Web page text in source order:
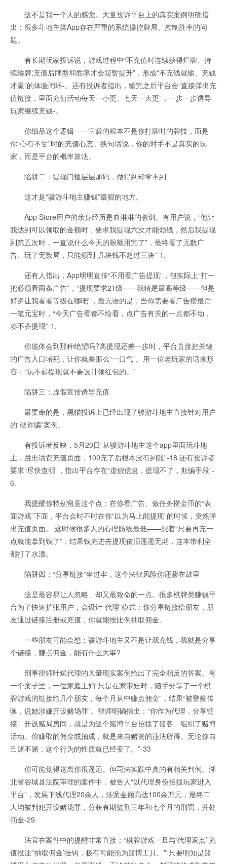
这不是我一个人的感觉。大量投诉平台上的真实案例明确指
出：很多斗地主类App存在严重的系统操控牌局、控制胜率的问
题。
有长期玩家投诉说，游戏过程中“不充值时连续获得烂牌、持
续输牌;充值后牌型和胜率才会短暂提升”，形成“不充钱就输、充钱
才赢”的体验闭环-。还有投诉者指出，输完之后平台会“直接弹出充
值链接，里面充值活动每天一小更、七天一大更”，一步一步诱导
玩家继续充钱-。
你细品这个逻辑——它赚的根本不是你打牌时的牌技，而是
你“心有不甘”时的充值心态。换句话说，你的对手不是真实的玩
家，而是平台的概率算法。
陷阱二：提现门槛层层加码，做得到却拿不到
这才是“骏游斗地主赚钱”最狠的地方。
App Store用户的亲身经历是血淋淋的教训。有用户说，“他让
我达到可以领取的金额时，要求我提现六次才能领钱，然后我提现
到第五次时，一直说什么今天的限额用完了”，最终看了无数广
告、玩了无数局，只能领到“几块钱不超过三块”-1.
还有人指出，App明明宣传“不用看广告提现”，但实际上“打一
把必须看两条广告”，“提现要求21级——我猜是最高等级——但是
好歹让我看看等级在哪吧”，最无语的是，当你需要看广告攒最后
一笔元宝时，“今天广告看都不给看，点广告有关的一点都不动，
凑不齐提现”-1.
你能体会到那种绝望吗?离提现还差一步时，平台直接把关键
的广告入口堵死，让你就差那么“一口气”。用一位老玩家的话来形
容：“玩不起提现就不要设计领红包的。”
陷阱三：虚假宣传诱导充值
最要命的是，黑猫投诉上已经出现了骏游斗地主直接针对用户
的“硬诈骗”案例。
有投诉者反映，5月20日“从骏游斗地主这个app里面玩斗地
主，跳出话费充值页面，100充了后根本没有到账”-18.还有投诉者
要求“尽快查明”，指出平台存在“虚假信息，提现不了，欺骗手段”-
6.
我提醒你特别留意这个点：在你看广告、做任务攒金币的“表
面游戏”下面，平台会时不时在你“以为马上能提现”的时候，突然弹
出充值页面。 这时候很多人的心理防线最低——想着“只要再充一
点就能拿到钱了”，结果钱充进去提现依旧遥遥无期，连本带利全
都打了水漂。
陷阱四：“分享链接”坐过牢，这个法律风险你还蒙在鼓里
这是最容易让人忽略、却又最致命的一点。很多棋牌类赚钱平
台为了快速扩张用户，会设计“代理”模式：你分享链接给朋友，朋
友通过链接注册或充值，你就能按比例抽取佣金。
一些朋友可能会想：骏游斗地主又不是让我充钱，我就是分享
个链接，赚点佣金，能有什么大事?
刑事律师叶斌代理的大量现实案例给出了完全相反的答案。有
一个案子里，一位家庭主妇“只是在家带娃时，随手分享了一个棋
牌游戏的链接给几个朋友，每个月从中赚点佣金”，结果“被警察传
唤，说她涉嫌开设赌场罪”。律师明确指出：“你作为代理，分享链
接、开设赌局房间，就是为这个赌博平台招揽了赌客、组织了赌博
活动。你赚取的佣金或抽成，就是来自赌资的违法所得。无论你自
己赌不赌，这个行为的性质就已经变了。”-33
你可能觉得这离你很遥远。但司法实践中真的有相关判例。湖
北省谷城县法院审理的案件中，被告人“以代理身份招揽玩家进入
平台”，发展下线代理20余人，涉案金额高达100余万元，最终二
人均被判犯开设赌场罪，分获有期徒刑三年和七个月的刑罚，并处
罚金-29.
法官在案件中的提醒非常直接：“棋牌游戏一旦与‘代理返点’‘充
值投注’‘抽取佣金’挂钩，极有可能沦为赌博工具。”“只要明知是赌